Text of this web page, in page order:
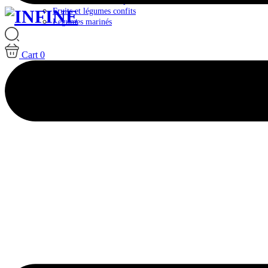
Fruits et légumes confits
Légumes marinés
Cart 0